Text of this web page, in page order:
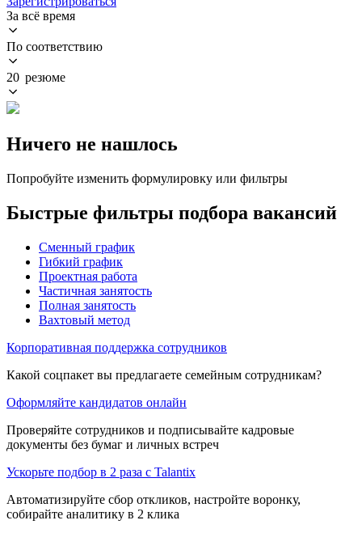
За всё время
По соответствию
20 резюме
Ничего не нашлось
Попробуйте изменить формулировку или фильтры
Быстрые фильтры подбора вакансий
Сменный график
Гибкий график
Проектная работа
Частичная занятость
Полная занятость
Вахтовый метод
Корпоративная поддержка сотрудников
Какой соцпакет вы предлагаете семейным сотрудникам?
Оформляйте кандидатов онлайн
Проверяйте сотрудников и подписывайте кадровые
документы без бумаг и личных встреч
Ускорьте подбор в 2 раза с Talantix
Автоматизируйте сбор откликов, настройте воронку,
собирайте аналитику в 2 клика